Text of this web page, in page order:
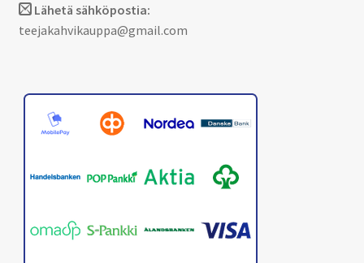
Lähetä sähköpostia:
teejakahvikauppa@gmail.com